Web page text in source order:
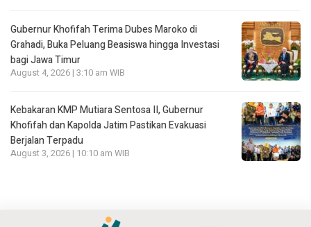
Gubernur Khofifah Terima Dubes Maroko di
Grahadi, Buka Peluang Beasiswa hingga Investasi
bagi Jawa Timur
August 4, 2026 | 3:10 am WIB
Kebakaran KMP Mutiara Sentosa II, Gubernur
Khofifah dan Kapolda Jatim Pastikan Evakuasi
Berjalan Terpadu
August 3, 2026 | 10:10 am WIB